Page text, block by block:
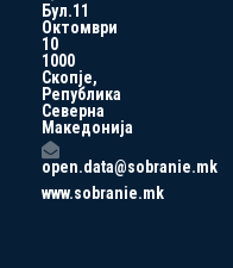
Бул.11
Октомври
10
1000
Скопје,
Република
Северна
Македонија
open.data@sobranie.mk
www.sobranie.mk